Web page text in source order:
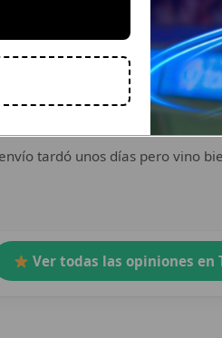
y ambas llegaron en buen
tardó unos días pero vino
Ver todas las opiniones en